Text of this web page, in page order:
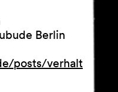
Berlin
posts/verhalt